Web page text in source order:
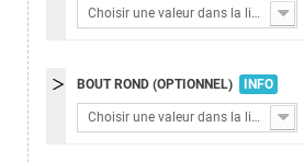
Choisir une valeur dans la liste
BOUT ROND (OPTIONNEL) INFO
Choisir une valeur dans la liste